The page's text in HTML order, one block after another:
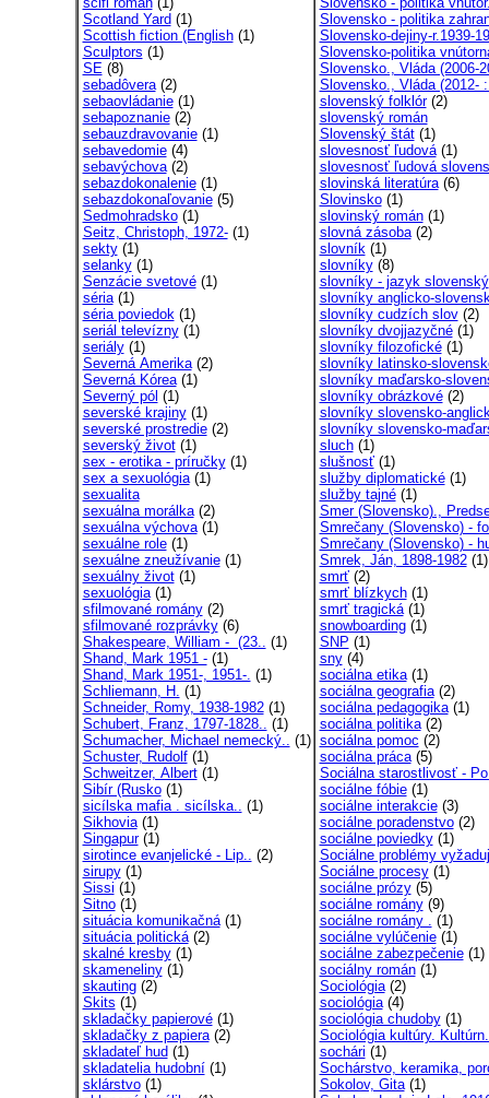
Scotland Yard (1)
Scottish fiction (English(1)
Sculptors (1)
SE(8)
sebadôvera(2)
sebaovládanie(1)
sebapoznanie(2)
sebauzdravovanie(1)
sebavedomie(4)
sebavýchova(2)
sebazdokonalenie(1)
sebazdokonaľovanie(5)
Sedmohradsko(1)
Seitz, Christoph, 1972-(1)
sekty(1)
selanky(1)
Senzácie svetové(1)
séria(1)
séria poviedok(1)
seriál televízny(1)
seriály(1)
Severná Amerika(2)
Severná Kórea(1)
Severný pól (1)
severské krajiny(1)
severské prostredie(2)
severský život(1)
sex - erotika - príručky(1)
sex a sexuológia(1)
sexualita
sexuálna morálka(2)
sexuálna výchova(1)
sexuálne role(1)
sexuálne zneužívanie(1)
sexuálny život(1)
sexuológia(1)
sfilmované romány(2)
sfilmované rozprávky(6)
Shakespeare, William - (23.. (1)
Shand, Mark 1951 -(1)
Shand, Mark 1951-, 1951-. (1)
Schliemann, H. (1)
Schneider, Romy, 1938-1982(1)
Schubert, Franz, 1797-1828.. (1)
Schumacher, Michael nemecký.. (1)
Schuster, Rudolf(1)
Schweitzer, Albert(1)
Sibír (Rusko(1)
sicílska mafia . sicílska.. (1)
Sikhovia(1)
Singapur(1)
sirotince evanjelické - Lip.. (2)
sirupy(1)
Sissi (1)
Sitno(1)
situácia komunikačná(1)
situácia politická(2)
skalné kresby(1)
skameneliny(1)
skauting(2)
Skits (1)
skladačky papierové(1)
skladačky z papiera(2)
skladateľ hud (1)
skladatelia hudobní(1)
sklárstvo(1)
Slovensko - politika
Slovensko-dejiny-r.1939-
Slovensko-politika
Slovensko., Vláda (2006-
Slovensko., Vláda (2012-
slovenský folklór(2)
slovenský román
Slovenský štát(1)
slovesnosť ľudová(1)
slovesnosť ľudová
slovinská literatúra(6)
Slovinsko(1)
slovinský román(1)
slovná zásoba(2)
slovník(1)
slovníky(8)
slovníky - jazyk slovenský
slovníky anglicko-
slovníky cudzích slov(2)
slovníky dvojjazyčné(1)
slovníky filozofické(1)
slovníky latinsko-
slovníky maďarsko-
slovníky obrázkové(2)
slovníky slovensko-
slovníky slovensko-
sluch(1)
slušnosť(1)
služby diplomatické(1)
služby tajné(1)
Smer (Slovensko).,
Smrečany (Slovensko) -
Smrečany (Slovensko) -
Smrek, Ján, 1898-1982(1)
smrť(2)
smrť blízkych(1)
smrť tragická(1)
snowboarding(1)
SNP (1)
sny(4)
sociálna etika(1)
sociálna geografia(2)
sociálna pedagogika(1)
sociálna politika(2)
sociálna pomoc (2)
sociálna práca(5)
Sociálna starostlivosť -
sociálne fóbie(1)
sociálne interakcie(3)
sociálne poradenstvo(2)
sociálne poviedky(1)
Sociálne problémy
Sociálne procesy(1)
sociálne prózy(5)
sociálne romány(9)
sociálne romány . (1)
sociálne vylúčenie(1)
sociálne zabezpečenie(1)
sociálny román(1)
Sociológia(2)
sociológia(4)
sociológia chudoby(1)
Sociológia kultúry.
sochári (1)
Sochárstvo, keramika,
Sokolov, Gita(1)